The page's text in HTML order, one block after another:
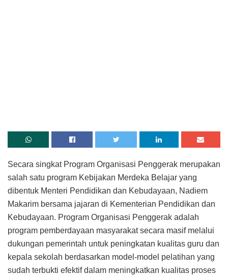
Secara singkat Program Organisasi Penggerak merupakan
salah satu program Kebijakan Merdeka Belajar yang
dibentuk Menteri Pendidikan dan Kebudayaan, Nadiem
Makarim bersama jajaran di Kementerian Pendidikan dan
Kebudayaan. Program Organisasi Penggerak adalah
program pemberdayaan masyarakat secara masif melalui
dukungan pemerintah untuk peningkatan kualitas guru dan
kepala sekolah berdasarkan model-model pelatihan yang
sudah terbukti efektif dalam meningkatkan kualitas proses